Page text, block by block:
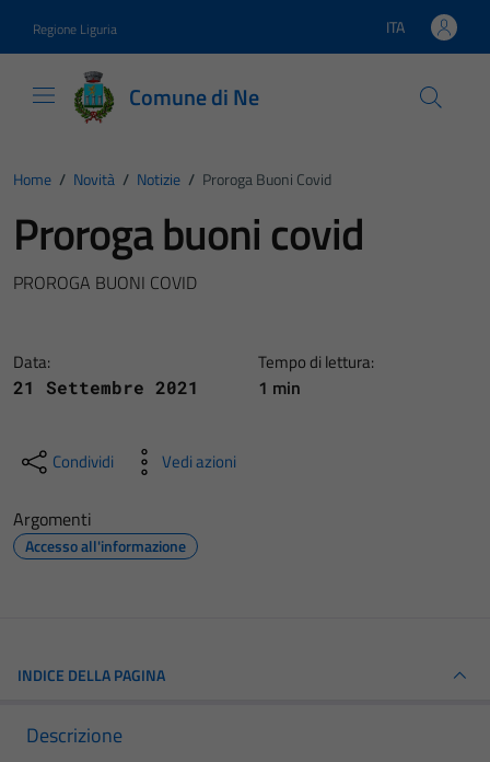
Regione Liguria Lingua attiva:
ITA
Comune di Ne
Home / Novità / Notizie / Proroga Buoni Covid
Proroga buoni covid
PROROGA BUONI COVID
Data:
21 Settembre 2021
Tempo di lettura:
1 min
Condividi Vedi azioni
Argomenti
Accesso all'informazione
INDICE DELLA PAGINA
Descrizione